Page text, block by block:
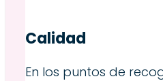
Calidad
En los puntos de